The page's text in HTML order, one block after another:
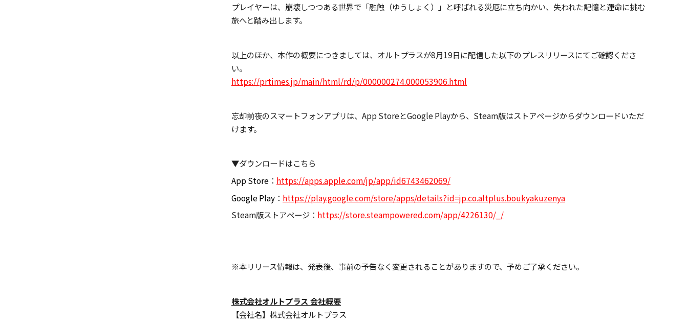
プレイヤーは、崩壊しつつある世界で「融蝕（ゆうしょく）」と呼ばれる災厄に立ち向かい、失われた記憶と運命に挑む
旅へと踏み出します。
以上のほか、本作の概要につきましては、オルトプラスが8月19日に配信した以下のプレスリリースにてご確認くださ
い。
https://prtimes.jp/main/html/rd/p/000000274.000053906.html
忘却前夜のスマートフォンアプリは、App StoreとGoogle Playから、Steam版はストアページからダウンロードいただ
けます。
▼ダウンロードはこちら
App Store： https://apps.apple.com/jp/app/id6743462069/
Google Play： https://play.google.com/store/apps/details?id=jp.co.altplus.boukyakuzenya
Steam版ストアページ： https://store.steampowered.com/app/4226130/_/
※本リリース情報は、発表後、事前の予告なく変更されることがありますので、予めご了承ください。
株式会社オルトプラス 会社概要
【会社名】株式会社オルトプラス